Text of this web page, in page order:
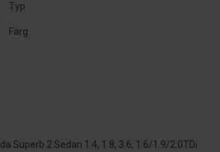
Typ
Färg
Superb 2 Sedan 1.4, 1.8, 3.6, 1.6/1.9/2.0TDi